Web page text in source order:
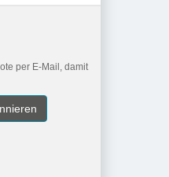
per E-Mail, damit